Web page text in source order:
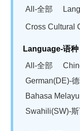
All-全部
Cross Cultural
Language-语种
All-全部
German(DE)-
Bahasa
Swahili(SW)-